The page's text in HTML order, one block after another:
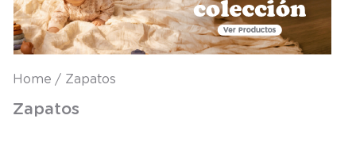
Zapatos
Zapatos
1.
pijama
2.
calcetines
zapatillas